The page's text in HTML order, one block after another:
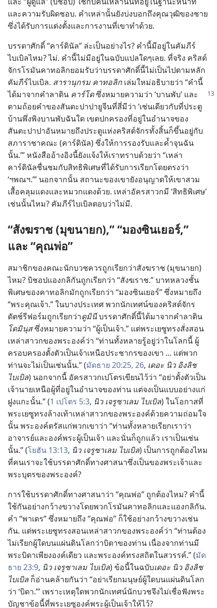
และ​ความ​รับผิดชอบ. คำ​เหล่า​นั้น​ยัง​บ่ง​บอก​ถึง​คุณวุฒิ​ของ​ชาย​
ซึ่ง​ได้​รับ​การ​แต่งตั้ง​และ​การงาน​ที่​เขา​ทำ​ด้วย.
บรรดาศักดิ์ “คาร์ดินัล” ล่ะ​เป็น​อย่างไร? คำ​นี้​มี​อยู่​ใน​คัมภีร์​
ไบเบิล​ไหม? ไม่. คำ​นี้​ไม่​มี​อยู่​ใน​ฉบับ​แปล​ใดๆเลย. ที่​จริง คริสต์
จักร​โรมัน​คาทอลิก​ยอม​รับ​ว่า​บรรดาศักดิ์​นี้​ไม่​เป็น​ไป​ตาม​หลัก​
คัมภีร์​ไบเบิล. สารานุกรม คาทอลิก เล่ม​ใหม่​อธิบาย​ว่า “คำ​นี้​
ได้​มา​จาก​คำ​ลาติน คาร์โดซึ่ง​หมาย​ความ​ว่า ‘บานพับ’ และ​
ตาม​ถ้อย​คำ​ของ​สันตะปาปา​ยูจีน​ที่​สี่​มี​ว่า ‘เช่น​เดียว​กับ​ที่​ประตู​
บ้าน​พึ่ง​พิง​บานพับ​ฉัน​ใด เขต​ปกครอง​ที่​อยู่​ใน​อำนาจ​ของ​
สันตะปาปา​อัน​หมาย​ถึง​ประตู​แห่ง​คริสต์จักร​ทั้ง​สิ้น​ก็​ขึ้น​อยู่​กับ​
สภา​ราชา​คณะ (คาร์ดินัล) ซึ่ง​ให้​การ​รอง​รับ​และ​ค้ำจุน​ฉัน​
นั้น.’” หนังสือ​อ้างอิง​นี้​ยัง​แจ้ง​ให้​เรา​ทราบ​ด้วย​ว่า “เหล่า​
คาร์ดินัล​ชื่นชม​กับ​สิทธิ​พิเศษ​ที่​ได้​รับ​การ​เรียก​โดย​ตรง​ว่า
‘ฯพณฯ.’” นอก​จาก​นั้น สถานะ​ของ​เขา​ยัง​อนุญาต​ให้​เขา​สวม​
เสื้อ​คลุม​แดง​และ​หมวก​แดง​ด้วย. เหล่า​อัครสาวก​มี ‘สิทธิ​พิเศษ’
เช่น​นั้น​ไหม? คัมภีร์​ไบเบิล​ตอบ​ว่า​ไม่​มี.
“สังฆราช (มุขนายก),” “มองซินเยอร์,”
และ “คุณ​พ่อ”
สมาชิก​ของ​คณะ​นักบวช​ควร​ถูก​เรียก​ว่า​สังฆราช (มุขนายก)
ไหม? บิชอป​แองกลิกัน​ถูก​เรียก​ว่า “สังฆราช.” บาทหลวง​ชั้น​
พิเศษ​ของ​คาทอลิก​มัก​ถูก​เรียก​ว่า “มองซินเยอร์” ซึ่ง​หมาย​ถึง
“พระ​คุณ​เจ้า.” ใน​บาง​ประเทศ พวก​นักเทศน์​ของ​คริสต์จักร​
ดัตช์​รีฟอร์ม​ถูก​เรียก​ว่า​ดูมินีบรรดาศักดิ์​นี้​ได้​มา​จาก​คำ​ลาติน​
โดมินุสซึ่ง​หมาย​ความ​ว่า “ผู้​เป็น​เจ้า.” แต่​พระ​เยซู​ทรง​สั่งสอน​
เหล่า​สาวก​ของ​พระองค์​ว่า “ท่าน​ทั้ง​หลาย​รู้​อยู่​ว่า​ใน​โลก​นี้ ผู้​
ครอบครอง​ตั้ง​ตัว​เป็น​เจ้า​เหนือ​ประชากร​ของ​เขา ... แต่​พวก​
ท่าน​จะ​ไม่​เป็น​เช่น​นั้น.” (มัดธาย 20:​25, 26, เดอะ นิว อิงลิช
ไบเบิล) นอก​จาก​นี้ อัครสาวก​เปโตร​เขียน​ไว้​ว่า “อย่า​ตั้ง​ตัว​เป็น​
เจ้า​นาย​เหนือ​ผู้​ที่​อยู่​ใน​อำนาจ​ของ​ท่าน แต่​จง​เป็น​แบบ​อย่าง​แก่​
ฝูง​แกะ​นั้น.” (1 เปโตร 5:​3, นิว เจรูซาเลม ไบเบิล) ใน​โอกาส​ที่​
พระ​เยซู​ทรง​ล้าง​เท้า​เหล่า​สาวก​ของ​พระองค์​ด้วย​ความ​ถ่อม​ใจ​
นั้น พระองค์​ตรัส​แก่​พวก​เขา​ว่า “ท่าน​ทั้ง​หลาย​เรียก​เรา​ว่า​
อาจารย์​และ​องค์​พระ​ผู้​เป็น​เจ้า และ​นั่น​ก็​ถูก​แล้ว เรา​เป็น​เช่น​
นั้น.” (โยฮัน 13:​13, นิว เจรูซาเลม ไบเบิล) เป็น​การ​ถูกต้อง​ไหม​
ที่​คน​เรา​จะ​ใช้​บรรดาศักดิ์​ทาง​ศาสนา​ซึ่ง​เป็น​ของ​พระเจ้า​และ​
พระ​บุตร​ของ​พระองค์?
การ​ใช้​บรรดาศักดิ์​ทาง​ศาสนา​ว่า “คุณ​พ่อ” ถูกต้อง​ไหม? คำ​นี้​
ใช้​กัน​อย่าง​กว้างขวาง​โดย​พวก​โรมัน​คาทอลิก​และ​แอ​งกลิกัน.
คำ “พาเดร” ซึ่ง​หมาย​ถึง “คุณ​พ่อ” ก็​ใช้​อย่าง​กว้างขวาง​เช่น​
กัน. แต่​พระ​เยซู​ทรง​สอน​เหล่า​สาวก​ของ​พระองค์​ว่า “ท่าน​ต้อง​
ไม่​เรียก​ผู้​ใด​บน​แผ่นดิน​โลก​ว่า​บิดา​ของ​ท่าน เนื่อง​จาก​ท่าน​มี​
พระ​บิดา​เพียง​องค์​เดียว และ​พระองค์​ทรง​สถิต​ใน​สวรรค์.” (มัด
ธาย 23:​9, นิว เจรูซาเลม ไบเบิล) ข้อ​นี้​ใน​ฉบับ​เดอะ นิว อิงลิช
ไบเบิล ก็​อ่าน​คล้าย​กัน​ว่า “อย่า​เรียก​มนุษย์​ผู้​ใด​บน​แผ่นดิน​โลก​
ว่า ‘บิดา.’” เพราะ​เหตุใด​พวก​นักเทศน์​นักบวช​จึง​ไม่​เชื่อ​ฟัง​พระ​
บัญชา​ข้อ​นี้​ที่​พระ​เยซู​องค์​พระ​ผู้​เป็น​เจ้า​ให้​ไว้?